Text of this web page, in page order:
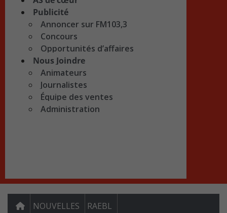
Publicité
Annoncer sur FM103,3
Concours
Opportunités d’affaires
Nous Joindre
Animateurs
Journalistes
Équipe des ventes
Administration
NOUVELLES RAEBL